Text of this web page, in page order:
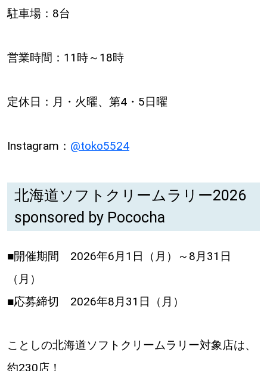
駐車場：8台
営業時間：11時～18時
定休日：月・火曜、第4・5日曜
Instagram： @toko5524
北海道ソフトクリームラリー2026
sponsored by Pococha
■開催期間 2026年6月1日（月）～8月31日
（月）
■応募締切 2026年8月31日（月）
ことしの北海道ソフトクリームラリー対象店は、
約230店！